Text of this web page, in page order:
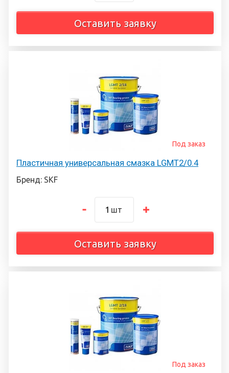
Оставить заявку
Пластичная универсальная смазка LGMT2/0.4
Под заказ
Бренд: SKF
шт
Оставить заявку
Под заказ